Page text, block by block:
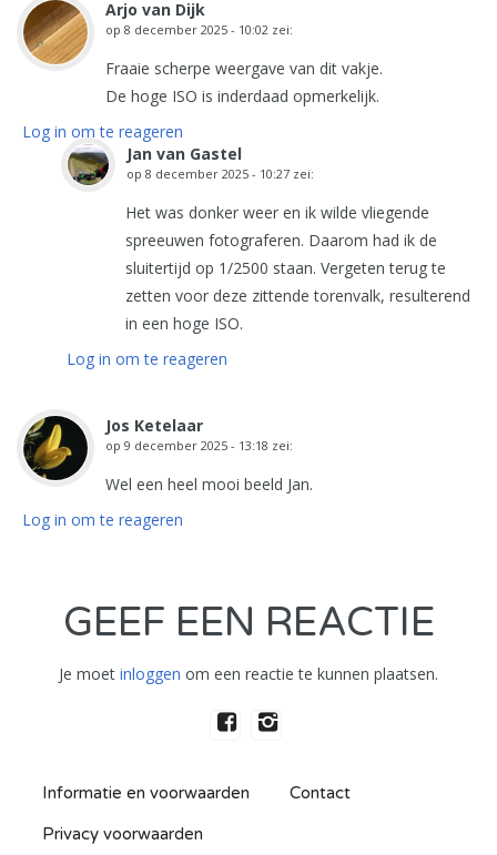
Arjo van Dijk
op 8 december 2025 - 10:02 zei:
Fraaie scherpe weergave van dit vakje.
De hoge ISO is inderdaad opmerkelijk.
Log in om te reageren
Jan van Gastel
op 8 december 2025 - 10:27 zei:
Het was donker weer en ik wilde vliegende
spreeuwen fotograferen. Daarom had ik de
sluitertijd op 1/2500 staan. Vergeten terug te
zetten voor deze zittende torenvalk, resulterend
in een hoge ISO.
Log in om te reageren
Jos Ketelaar
op 9 december 2025 - 13:18 zei:
Wel een heel mooi beeld Jan.
Log in om te reageren
GEEF EEN REACTIE
Je moet inloggen om een reactie te kunnen plaatsen.
Informatie en voorwaarden Contact
Privacy voorwaarden